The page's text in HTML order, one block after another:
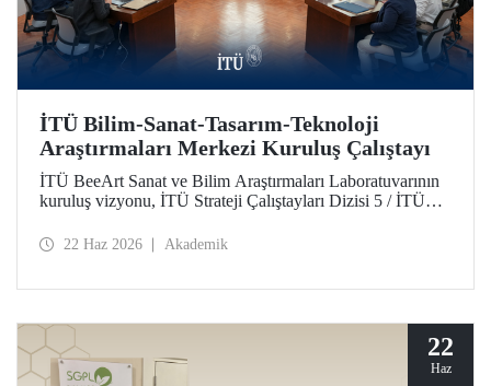
İTÜ Bilim-Sanat-Tasarım-Teknoloji
Araştırmaları Merkezi Kuruluş Çalıştayı
İTÜ BeeArt Sanat ve Bilim Araştırmaları Laboratuvarının
kuruluş vizyonu, İTÜ Strateji Çalıştayları Dizisi 5 / İTÜ
Kuruluş Çalıştayı’nda değerlendirildi.
22 Haz 2026 Akademik
22
Haz